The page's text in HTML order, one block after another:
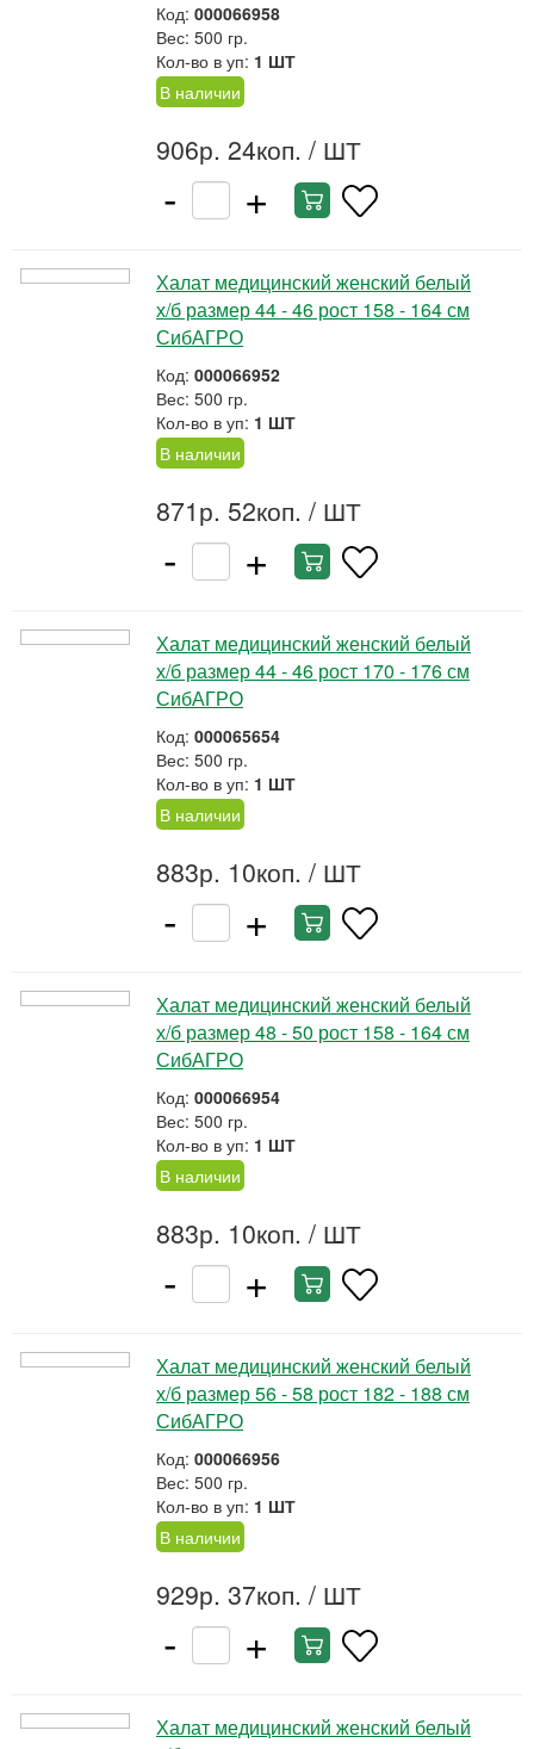
Код: 000066958
Вес: 500 гр.
Кол-во в уп: 1 ШТ
В наличии
906р. 24коп. / ШТ
- +
Халат медицинский женский белый
х/б размер 44 - 46 рост 158 - 164 см
СибАГРО
Код: 000066952
Вес: 500 гр.
Кол-во в уп: 1 ШТ
В наличии
871р. 52коп. / ШТ
- +
Халат медицинский женский белый
х/б размер 44 - 46 рост 170 - 176 см
СибАГРО
Код: 000065654
Вес: 500 гр.
Кол-во в уп: 1 ШТ
В наличии
883р. 10коп. / ШТ
- +
Халат медицинский женский белый
х/б размер 48 - 50 рост 158 - 164 см
СибАГРО
Код: 000066954
Вес: 500 гр.
Кол-во в уп: 1 ШТ
В наличии
883р. 10коп. / ШТ
- +
Халат медицинский женский белый
х/б размер 56 - 58 рост 182 - 188 см
СибАГРО
Код: 000066956
Вес: 500 гр.
Кол-во в уп: 1 ШТ
В наличии
929р. 37коп. / ШТ
- +
Халат медицинский женский белый